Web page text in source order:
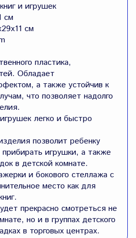
и игрушек
см
см
пластика,
Обладает
а также устойчив к
что позволяет надолго
легко и быстро
позволит ребенку
игрушки, а также
в детской комнате.
и бокового стеллажа с
место как для
прекрасно смотреться не
но и в группах детского
в торговых центрах.